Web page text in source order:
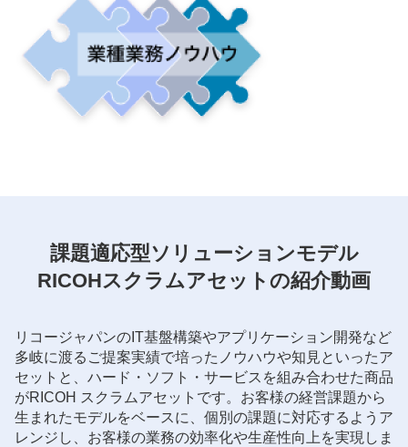
課題適応型ソリューションモデル
RICOHスクラムアセットの紹介動画
リコージャパンのIT基盤構築やアプリケーション開発など
多岐に渡るご提案実績で培ったノウハウや知見といったア
セットと、ハード・ソフト・サービスを組み合わせた商品
がRICOH スクラムアセットです。お客様の経営課題から
生まれたモデルをベースに、個別の課題に対応するようア
レンジし、お客様の業務の効率化や生産性向上を実現しま